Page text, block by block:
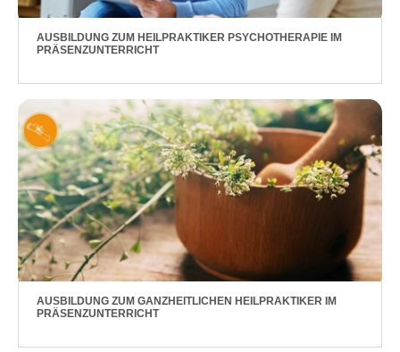
AUSBILDUNG ZUM HEILPRAKTIKER PSYCHOTHERAPIE IM
PRÄSENZUNTERRICHT
AUSBILDUNG ZUM GANZHEITLICHEN HEILPRAKTIKER IM
PRÄSENZUNTERRICHT